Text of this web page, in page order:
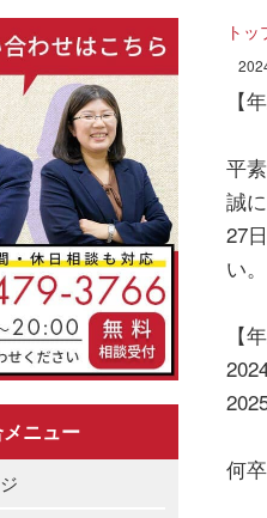
トッ
【
平
誠
27
い。
【
何
ニュー